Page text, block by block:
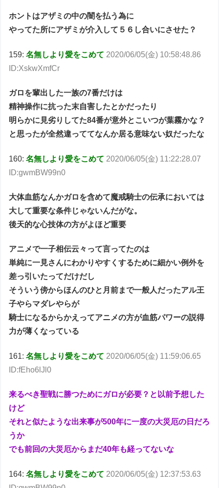
ホントはアザミの中の闇を払う為に
やってた所にアザミが介入して５６し合いにさせた？
159:名無しより愛をこめて 2020/06/05(金) 10:58:48.86
ID:XskwXmfCr
ガロを輩出した一族の7番だけは
精神操作に抗った末自害したとかだったり
明らかに見劣りしてた84番が意外とこいつが葉霧かな？
と思ったが全然違っててなんか居る意味ない奴だったな
160:名無しより愛をこめて 2020/06/05(金) 11:22:28.07
ID:gwmBW99n0
大体血筋なんかガロを含めて魔戒騎士の伝承においては
大して重要な条件じゃないんだがな。
後天的な心技体の方がよほど重要
アニメで一子相伝云々って言ってたのは
単純に一見さんにわかりやすくするために細かい例外を
差っ引いたってだけだし
そういう傍からほんのひと月前まで一般人だったアル王
子やらマダレやらが
騎士になるからかえってアニメの方が血筋パワーの説得
力が薄くなっている
161:名無しより愛をこめて 2020/06/05(金) 11:59:06.65
ID:fEho6lJl0
来るべき聖戦に勝つためにガロが必要？と以前予想した
けど
それと似たような出来事が500年に一度の大災厄の日だろ
うか
でも前回の大災厄からまだ40年も経ってないな
164:名無しより愛をこめて 2020/06/05(金) 12:37:53.63